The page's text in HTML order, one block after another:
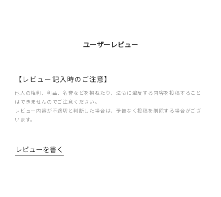
ユーザーレビュー
【レビュー記入時のご注意】
他人の権利、利益、名誉などを損ねたり、法令に違反する内容を投稿すること
はできませんのでご注意ください。
レビュー内容が不適切と判断した場合は、予告なく投稿を削除する場合がござ
います。
レビューを書く